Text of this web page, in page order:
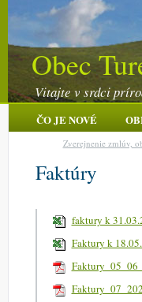
Obec
Vitajte v srdci
ČO JE NOVÉ
Faktúry
Zverejnenie zmlúv,
faktury k
Faktury k